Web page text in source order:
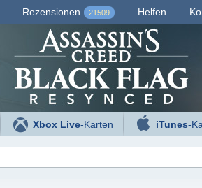
Rezensionen 21509 Helfen
Xbox Live-Karten iTunes-